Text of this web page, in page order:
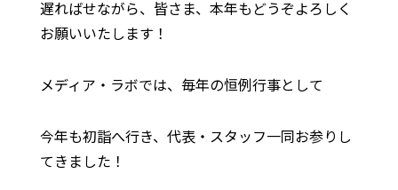
遅ればせながら、皆さま、本年もどうぞよろしく
お願いいたします！
メディア・ラボでは、毎年の恒例行事として
今年も初詣へ行き、代表・スタッフ一同お参りし
てきました！